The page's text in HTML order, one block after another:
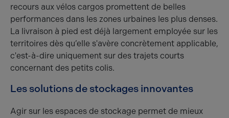
recours aux vélos cargos promettent de belles
performances dans les zones urbaines les plus denses.
La livraison à pied est déjà largement employée sur les
territoires dès qu’elle s'avère concrètement applicable,
c'est-à-dire uniquement sur des trajets courts
concernant des petits colis.
Les solutions de stockages innovantes
Agir sur les espaces de stockage permet de mieux